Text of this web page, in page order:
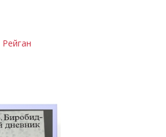
Рейган